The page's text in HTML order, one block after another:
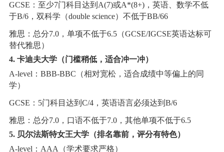
GCSE：至少7门科目达到A(7)或A*(8+)，英语、数学不低
于B/6，双科学（double science）不低于BB/66
雅思：总分7.0，单项不低于6.5（GCSE/IGCSE英语达标可
替代雅思）
4. 卡迪夫大学（门槛稍低，适合冲一冲）
A-level：BBB-BBC（相对宽松，适合成绩中等偏上的同
学）
GCSE：5门科目达到C/4，英语语言必须达到B/6
雅思：总分7.0，口语不低于7.0，其他单项不低于6.5
5. 贝尔法斯特女王大学（排名靠前，评分有特色）
A-level：AAA（学术要求严格）